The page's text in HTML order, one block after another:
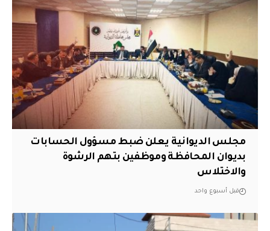
مجلس الديوانية يعلن ضبط مسؤول الحسابات
بديوان المحافظة وموظفين بتهم الرشوة
والاختلاس
قبل أسبوع واحد